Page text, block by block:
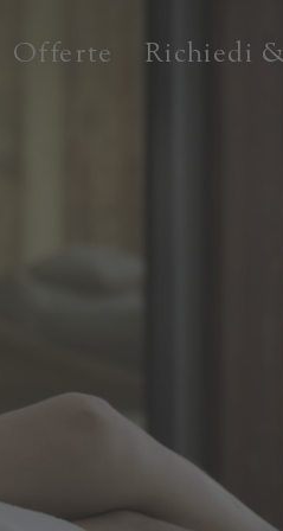
Offerte Richiedi